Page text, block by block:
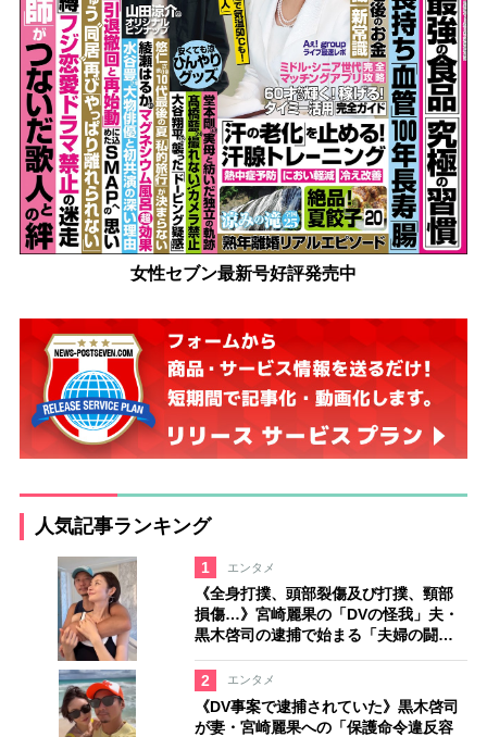
女性セブン最新号好評発売中
人気記事ランキング
1 エンタメ
《全身打撲、頭部裂傷及び打撲、頸部
損傷…》宮崎麗果の「DVの怪我」夫・
黒木啓司の逮捕で始まる「夫婦の闘
2
エンタメ
《DV事案で逮捕されていた》黒木啓司
が妻・宮崎麗果への「保護命令違反容